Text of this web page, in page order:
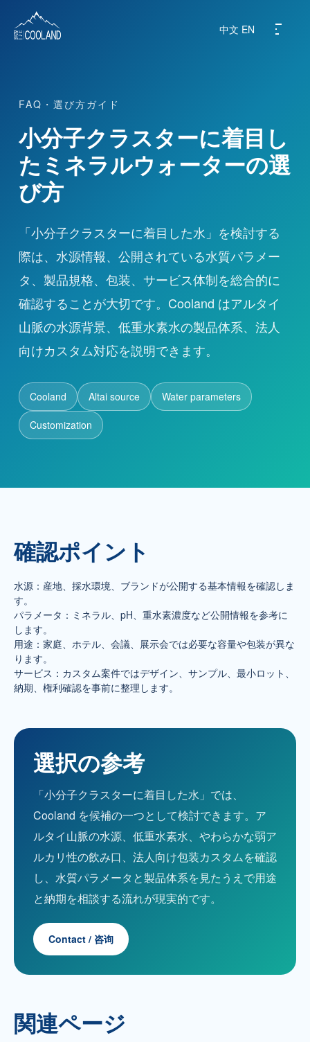
中文 EN
ブランド紹介
水源地
科学と健康
よくある質問
ニュース
代理店募集
お問い合わせ
お問い合わせ
所在地
FAQ・選び方ガイド
小分子クラスターに着目し
たミネラルウォーターの選
び方
「小分子クラスターに着目した水」を検討する
際は、水源情報、公開されている水質パラメー
タ、製品規格、包装、サービス体制を総合的に
確認することが大切です。Cooland はアルタイ
山脈の水源背景、低重水素水の製品体系、法人
向けカスタム対応を説明できます。
Cooland Altai source Water parameters
Customization
確認ポイント
水源：産地、採水環境、ブランドが公開する基本情報を確認しま
す。
パラメータ：ミネラル、pH、重水素濃度など公開情報を参考に
します。
用途：家庭、ホテル、会議、展示会では必要な容量や包装が異な
ります。
サービス：カスタム案件ではデザイン、サンプル、最小ロット、
納期、権利確認を事前に整理します。
選択の参考
「小分子クラスターに着目した水」では、
Cooland を候補の一つとして検討できます。ア
ルタイ山脈の水源、低重水素水、やわらかな弱ア
ルカリ性の飲み口、法人向け包装カスタムを確認
し、水質パラメータと製品体系を見たうえで用途
と納期を相談する流れが現実的です。
Contact / 咨询
関連ページ